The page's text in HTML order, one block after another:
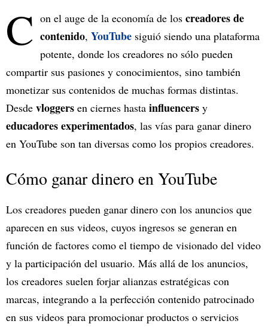
C on el auge de la economía de los creadores de
contenido, YouTube siguió siendo una plataforma
potente, donde los creadores no sólo pueden
compartir sus pasiones y conocimientos, sino también
monetizar sus contenidos de muchas formas distintas.
Desde vloggers en ciernes hasta influencers y
educadores experimentados, las vías para ganar dinero
en YouTube son tan diversas como los propios creadores.
Cómo ganar dinero en YouTube
Los creadores pueden ganar dinero con los anuncios que
aparecen en sus videos, cuyos ingresos se generan en
función de factores como el tiempo de visionado del video
y la participación del usuario. Más allá de los anuncios,
los creadores suelen forjar alianzas estratégicas con
marcas, integrando a la perfección contenido patrocinado
en sus videos para promocionar productos o servicios